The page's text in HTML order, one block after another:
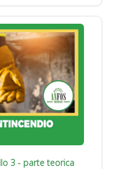
3 - parte teorica